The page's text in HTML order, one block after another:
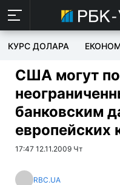
КУРС ДОЛАРА
США могут
банковским
европейских
17:47 12.11.2009 Чт
RBC.UA